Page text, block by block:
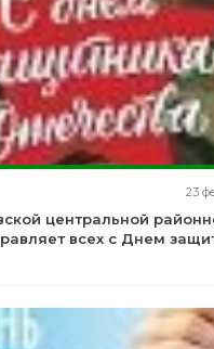
23
центральной
всех с Днем